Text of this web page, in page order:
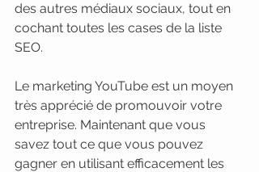
des autres médiaux sociaux, tout en
cochant toutes les cases de la liste
SEO.
Le marketing YouTube est un moyen
très apprécié de promouvoir votre
entreprise. Maintenant que vous
savez tout ce que vous pouvez
gagner en utilisant efficacement les